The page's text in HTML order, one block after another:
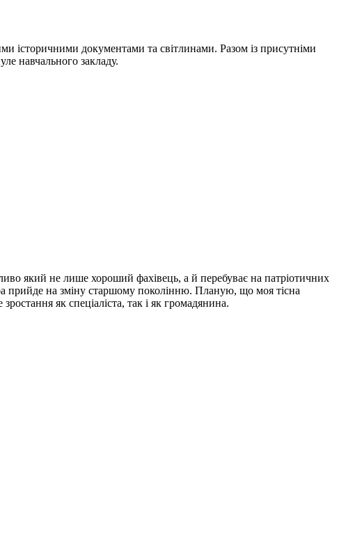
історичними документами та світлинами. Разом із присутніми
навчального закладу.
який не лише хороший фахівець, а й перебуває на патріотичних
прийде на зміну старшому поколінню. Планую, що моя тісна
як спеціаліста, так і як громадянина.